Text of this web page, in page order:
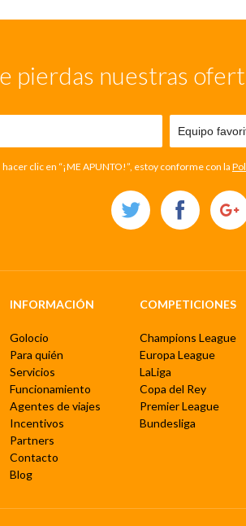
pierdas nuestras
hacer clic en “¡ME APUNTO!”, estoy conforme con la
INFORMACIÓN
Golocio
Para quién
Servicios
Funcionamiento
Agentes de viajes
Incentivos
Partners
Contacto
Blog
COMPETICIONES
Champions League
Europa League
LaLiga
Copa del Rey
Premier League
Bundesliga